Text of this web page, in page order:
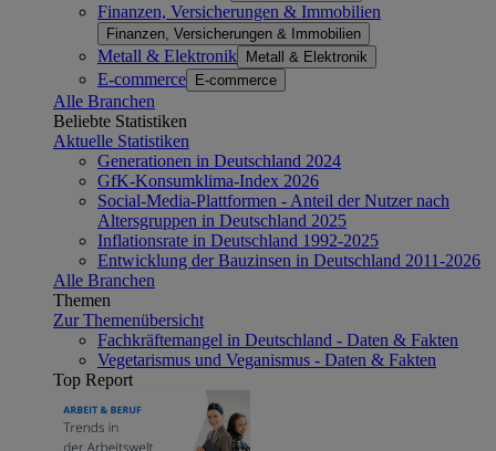
Finanzen, Versicherungen & Immobilien
Finanzen, Versicherungen & Immobilien
Metall & Elektronik Metall & Elektronik
E-commerce E-commerce
Alle Branchen
Beliebte Statistiken
Aktuelle Statistiken
Generationen in Deutschland 2024
GfK-Konsumklima-Index 2026
Social-Media-Plattformen - Anteil der Nutzer nach
Altersgruppen in Deutschland 2025
Inflationsrate in Deutschland 1992-2025
Entwicklung der Bauzinsen in Deutschland 2011-2026
Alle Branchen
Themen
Zur Themenübersicht
Fachkräftemangel in Deutschland - Daten & Fakten
Vegetarismus und Veganismus - Daten & Fakten
Top Report